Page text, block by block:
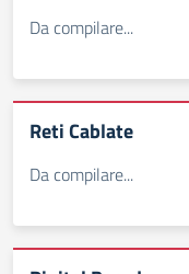
Da compilare...
Reti Cablate
Da compilare...